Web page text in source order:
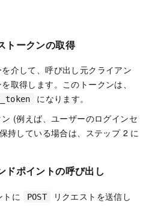
トークンの取得
介して、呼び出し元クライアン
取得します。このトークンは、
になります。
(例えば、ユーザーのログインセ
持している場合は、ステップ 2 に
ドポイントの呼び出し
に POST
リクエストを送信し